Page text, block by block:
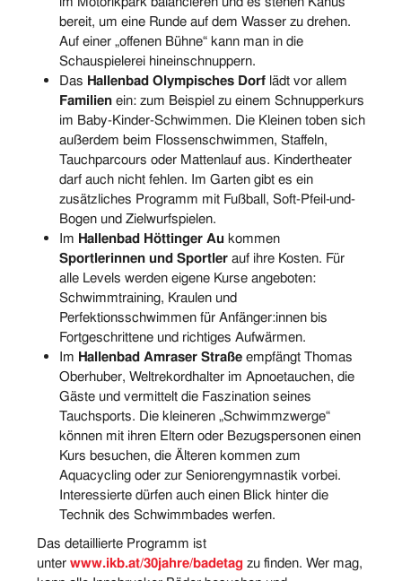
bereit, um eine Runde auf dem Wasser zu drehen.
Auf einer „offenen Bühne“ kann man in die
Schauspielerei hineinschnuppern.
Das Hallenbad Olympisches Dorf lädt vor allem
Familien ein: zum Beispiel zu einem Schnupperkurs
im Baby-Kinder-Schwimmen. Die Kleinen toben sich
außerdem beim Flossenschwimmen, Staffeln,
Tauchparcours oder Mattenlauf aus. Kindertheater
darf auch nicht fehlen. Im Garten gibt es ein
zusätzliches Programm mit Fußball, Soft-Pfeil-und-
Bogen und Zielwurfspielen.
Im Hallenbad Höttinger Au kommen
Sportlerinnen und Sportler auf ihre Kosten. Für
alle Levels werden eigene Kurse angeboten:
Schwimmtraining, Kraulen und
Perfektionsschwimmen für Anfänger:innen bis
Fortgeschrittene und richtiges Aufwärmen.
Im Hallenbad Amraser Straße empfängt Thomas
Oberhuber, Weltrekordhalter im Apnoetauchen, die
Gäste und vermittelt die Faszination seines
Tauchsports. Die kleineren „Schwimmzwerge“
können mit ihren Eltern oder Bezugspersonen einen
Kurs besuchen, die Älteren kommen zum
Aquacycling oder zur Seniorengymnastik vorbei.
Interessierte dürfen auch einen Blick hinter die
Technik des Schwimmbades werfen.
Das detaillierte Programm ist
unter www.ikb.at/30jahre/badetag zu finden. Wer mag,